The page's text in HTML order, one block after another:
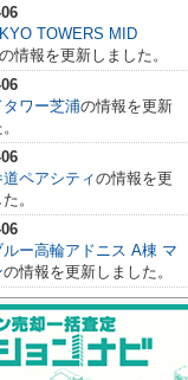
TOWERS MID
の情報を更新しました。
タワー芝浦の情報を更新
ペアシティの情報を更
。
ルー高輪アドニス A棟 マ
の情報を更新しました。